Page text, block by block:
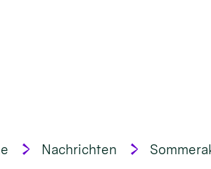
Nachrichten